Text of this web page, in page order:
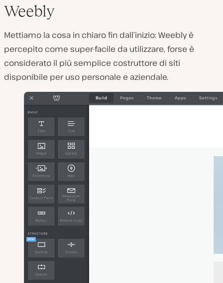
Weebly
Mettiamo la cosa in chiaro fin dall’inizio: Weebly è
percepito come super-facile da utilizzare, forse è
considerato il più semplice costruttore di siti
disponibile per uso personale e aziendale.